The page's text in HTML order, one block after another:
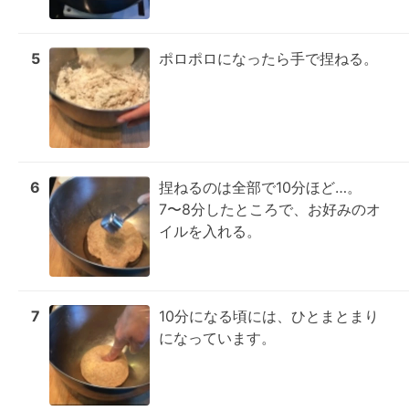
5 ポロポロになったら手で捏ねる。
6
捏ねるのは全部で10分ほど…。
7〜8分したところで、お好みのオ
イルを入れる。
7
10分になる頃には、ひとまとまり
になっています。